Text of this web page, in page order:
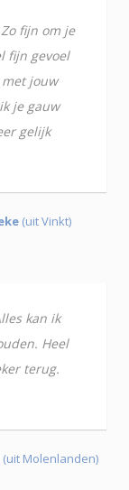
fijn om je
fijn gevoel
jouw
je gauw
gelijk
(uit Vinkt)
kan ik
Heel
terug.
(uit Molenlanden)